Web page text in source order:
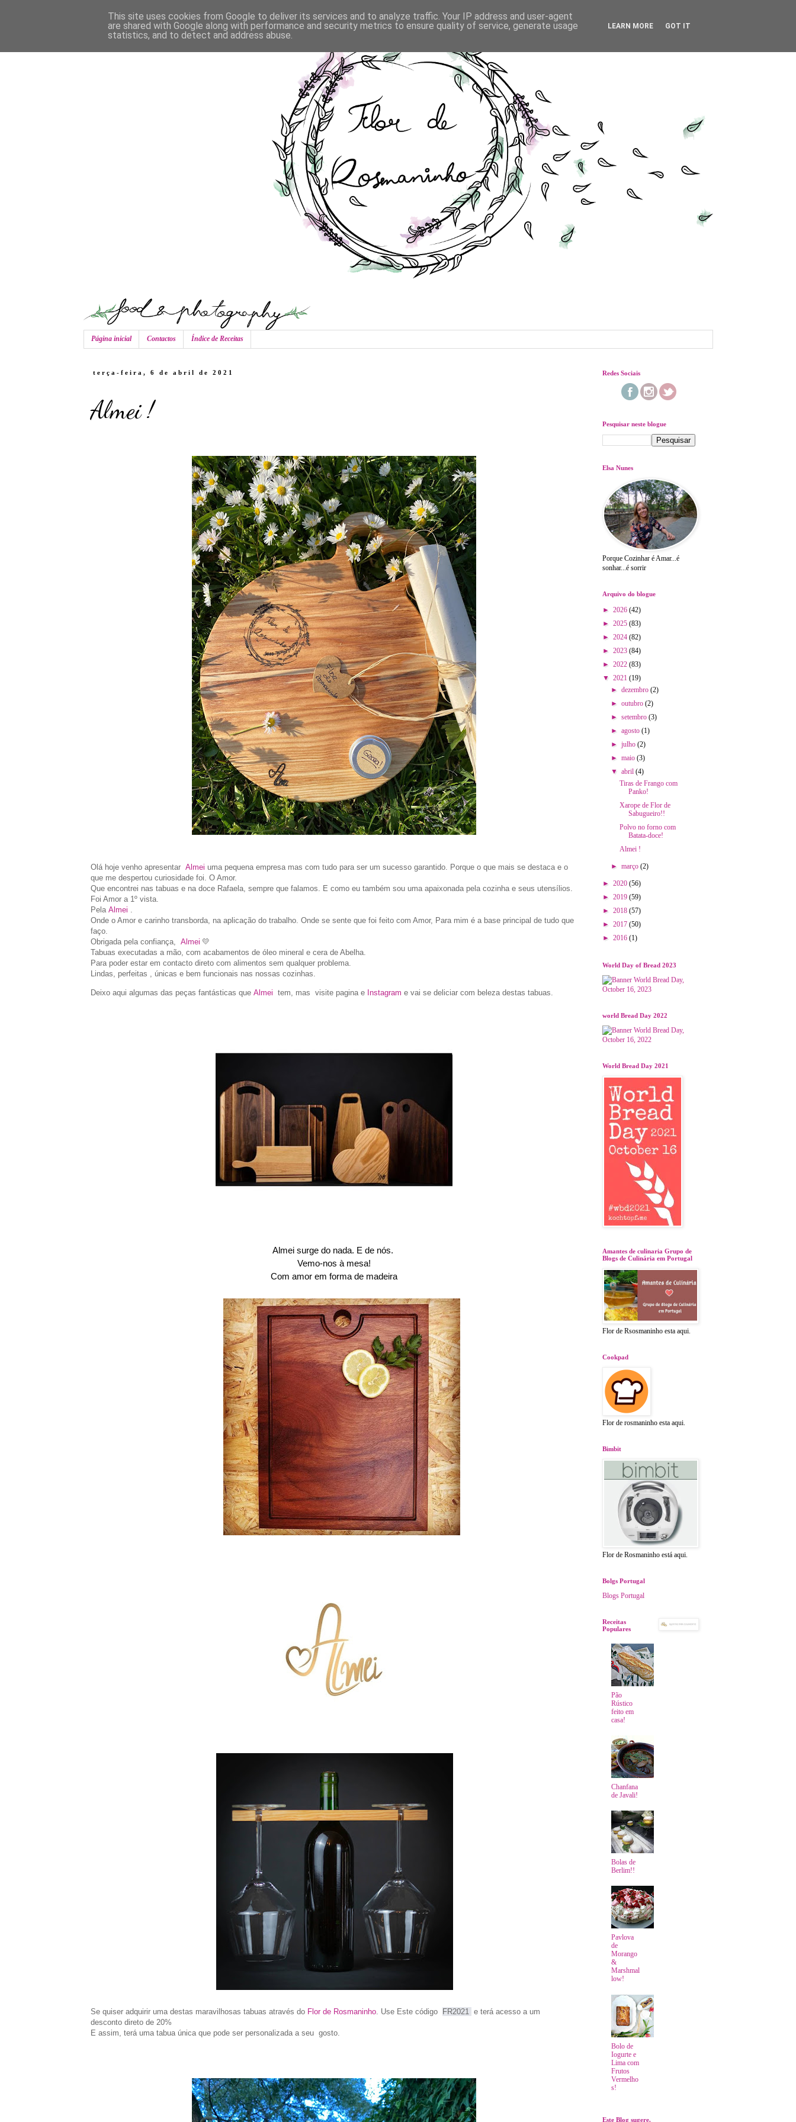
Página inicial Contactos Índice de Receitas
terça-feira, 6 de abril de 2021
Almei !
Olá hoje venho apresentar Almei uma pequena empresa mas com tudo para ser um sucesso garantido. Porque o que mais se destaca e o
que me despertou curiosidade foi. O Amor.
Que encontrei nas tabuas e na doce Rafaela, sempre que falamos. E como eu também sou uma apaixonada pela cozinha e seus utensílios.
Foi Amor a 1º vista.
Pela Almei .
Onde o Amor e carinho transborda, na aplicação do trabalho. Onde se sente que foi feito com Amor, Para mim é a base principal de tudo que
faço.
Obrigada pela confiança, Almei 💛
Tabuas executadas a mão, com acabamentos de óleo mineral e cera de Abelha.
Para poder estar em contacto direto com alimentos sem qualquer problema.
Lindas, perfeitas , únicas e bem funcionais nas nossas cozinhas.
Deixo aqui algumas das peças fantásticas que Almei tem, mas visite pagina e Instagram e vai se deliciar com beleza destas tabuas.
Almei surge do nada. E de nós.
Vemo-nos à mesa!
Com amor em forma de madeira
Se quiser adquirir uma destas maravilhosas tabuas através do Flor de Rosmaninho. Use Este código FR2021
e terá acesso a um
desconto direto de 20%
E assim, terá uma tabua única que pode ser personalizada a seu gosto.
Redes Sociais
Pesquisar neste blogue
Elsa Nunes
Porque Cozinhar é Amar...é
sonhar...é sorrir
Arquivo do blogue
► 2026 (42)
► 2025 (83)
► 2024 (82)
► 2023 (84)
► 2022 (83)
▼ 2021 (19)
► dezembro (2)
► outubro (2)
► setembro (3)
► agosto (1)
► julho (2)
► maio (3)
▼ abril (4)
Tiras de Frango com
Panko!
Xarope de Flor de
Sabugueiro!!
Polvo no forno com
Batata-doce!
Almei !
► março (2)
► 2020 (56)
► 2019 (59)
► 2018 (57)
► 2017 (50)
► 2016 (1)
World Day of Bread 2023
world Bread Day 2022
World Bread Day 2021
Amantes de culinaria Grupo de
Blogs de Culinária em Portugal
Flor de Rsosmaninho esta aqui.
Cookpad
Flor de rosmaninho esta aqui.
Bimbit
Flor de Rosmaninho está aqui.
Bolgs Portugal
Blogs Portugal
Receitas
Populares
Pão
Rústico
feito em
casa!
Chanfana
de Javali!
Bolas de
Berlim!!
Pavlova
de
Morango
&
Marshmal
low!
Bolo de
Iogurte e
Lima com
Frutos
Vermelho
s!
Este Blog sugere.
This site uses cookies from Google to deliver its services and to analyze traffic. Your IP address and user-agent
are shared with Google along with performance and security metrics to ensure quality of service, generate usage
statistics, and to detect and address abuse.
LEARN MORE GOT IT